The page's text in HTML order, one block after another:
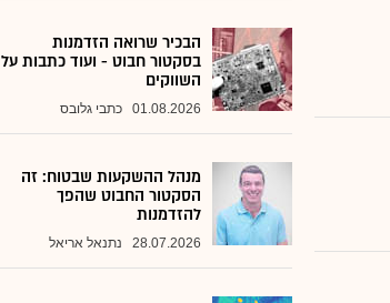
הבכיר שרואה הזדמנות
בסקטור חבוט - ועוד כתבות על
השווקים
01.08.2026 כתבי גלובס
מנהל ההשקעות שבטוח: זה
הסקטור החבוט שהפך
להזדמנות
28.07.2026 נתנאל אריאל